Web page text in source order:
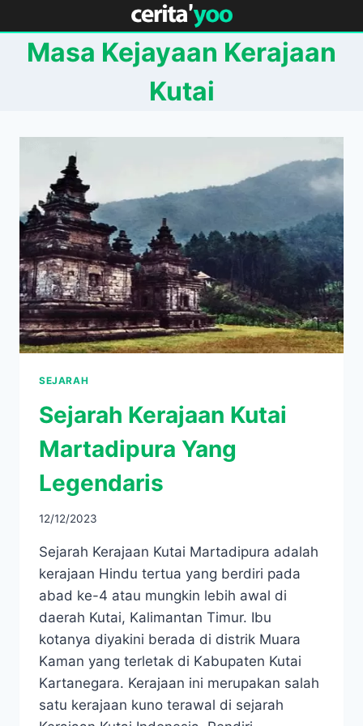
to
contentMasa Kejayaan Kerajaan
Kutai
SEJARAH
Sejarah Kerajaan Kutai
Martadipura Yang
Legendaris
12/12/2023
Sejarah Kerajaan Kutai Martadipura adalah
kerajaan Hindu tertua yang berdiri pada
abad ke-4 atau mungkin lebih awal di
daerah Kutai, Kalimantan Timur. Ibu
kotanya diyakini berada di distrik Muara
Kaman yang terletak di Kabupaten Kutai
Kartanegara. Kerajaan ini merupakan salah
satu kerajaan kuno terawal di sejarah